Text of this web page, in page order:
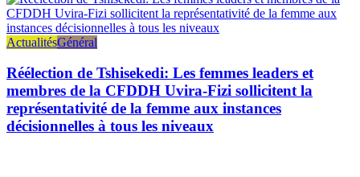
ActualitésGénéral
Réélection de Tshisekedi: Les femmes leaders et
membres de la CFDDH Uvira-Fizi sollicitent la
représentativité de la femme aux instances
décisionnelles à tous les niveaux